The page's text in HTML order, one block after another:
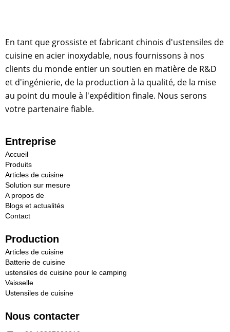
En tant que grossiste et fabricant chinois d'ustensiles de
cuisine en acier inoxydable, nous fournissons à nos
clients du monde entier un soutien en matière de R&D
et d'ingénierie, de la production à la qualité, de la mise
au point du moule à l'expédition finale. Nous serons
votre partenaire fiable.
Entreprise
Accueil
Produits
Articles de cuisine
Solution sur mesure
A propos de
Blogs et actualités
Contact
Production
Articles de cuisine
Batterie de cuisine
ustensiles de cuisine pour le camping
Vaisselle
Ustensiles de cuisine
Nous contacter